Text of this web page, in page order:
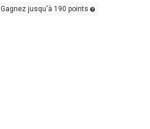
Gagnez jusqu'à 190 points